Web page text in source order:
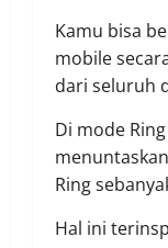
Kamu bisa
mobile
dari seluruh
Di mode
Ring
Hal ini